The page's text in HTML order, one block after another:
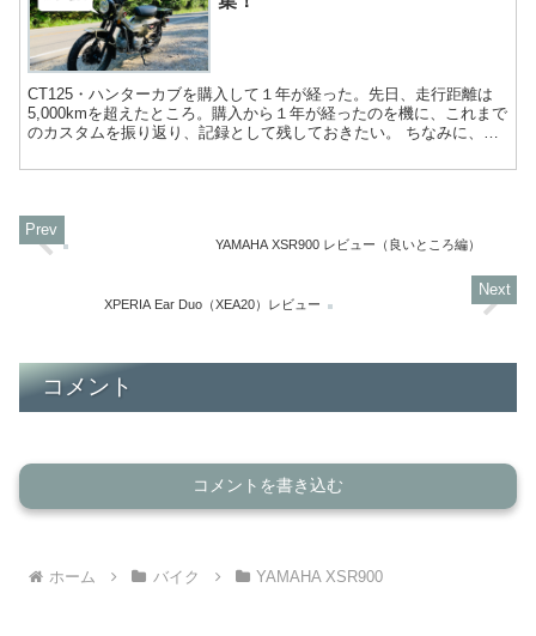
CT125・ハンターカブを購入して１年が経った。先日、走行距離は
5,000kmを超えたところ。購入から１年が経ったのを機に、これまで
のカスタムを振り返り、記録として残しておきたい。 ちなみに、カ
YAMAHA XSR900 レビュー（良いところ編）
XPERIA Ear Duo（XEA20）レビュー
コメント
コメントを書き込む
ホーム バイク YAMAHA XSR900